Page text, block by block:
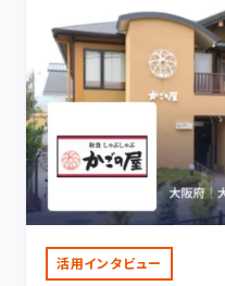
活用インタビュー